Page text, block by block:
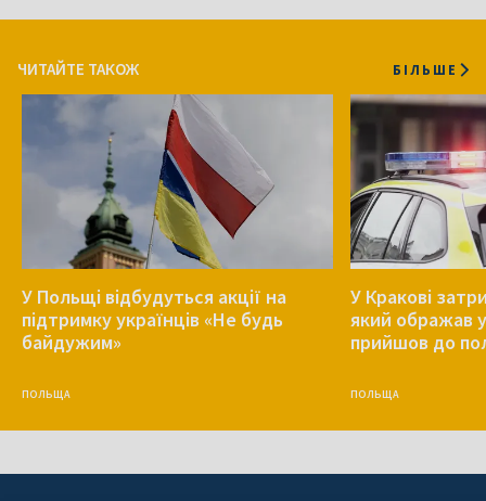
ЧИТАЙТЕ ТАКОЖ БІЛЬШЕ
У Польщі відбудуться акції на
підтримку українців «Не будь
байдужим»
ПОЛЬЩА
У Кракові
який ображав
прийшов до
ПОЛЬЩА